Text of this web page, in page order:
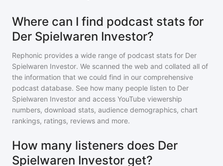
Where can I find podcast stats for
Der Spielwaren Investor?
Rephonic provides a wide range of podcast stats for Der
Spielwaren Investor. We scanned the web and collated all of
the information that we could find in our comprehensive
podcast database. See how many people listen to Der
Spielwaren Investor and access YouTube viewership
numbers, download stats, audience demographics, chart
rankings, ratings, reviews and more.
How many listeners does Der
Spielwaren Investor get?